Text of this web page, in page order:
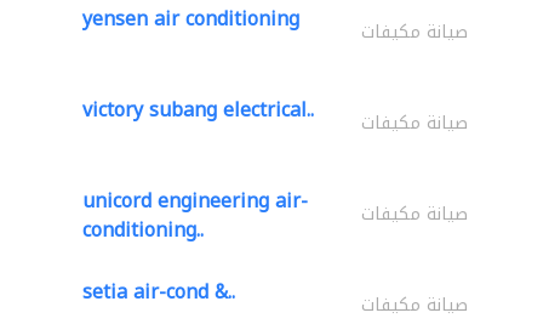
yensen air conditioning صيانة مكيفات
victory subang electrical.. صيانة مكيفات
unicord engineering air-
conditioning.. صيانة مكيفات
setia air-cond &.. صيانة مكيفات